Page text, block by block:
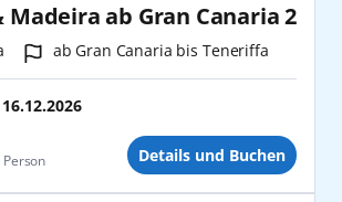
Madeira ab Gran Canaria 2
Hafen:
ab Gran Canaria bis Teneriffa
16.12.2026
Details und Buchen